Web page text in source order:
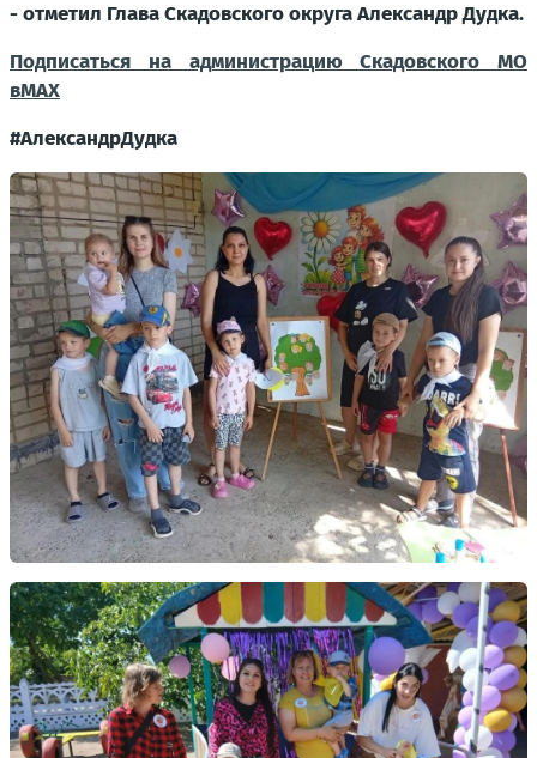
- отметил Глава Скадовского округа Александр Дудка.
Подписаться на администрацию Скадовского МО
вМАХ
#АлександрДудка